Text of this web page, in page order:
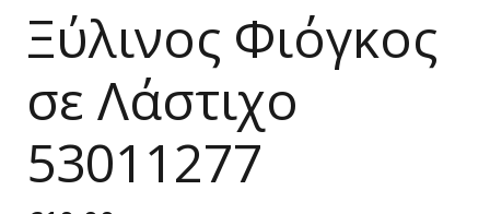
Ξύλινος Φιόγκος
σε Λάστιχο
53011277